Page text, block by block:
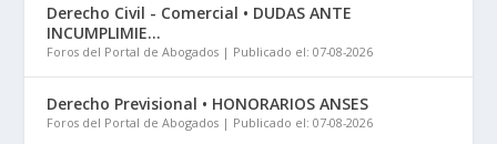
Derecho Civil - Comercial • DUDAS ANTE
INCUMPLIMIE...
Foros del Portal de Abogados Publicado el: 07-08-2026
Derecho Previsional • HONORARIOS ANSES
Foros del Portal de Abogados Publicado el: 07-08-2026